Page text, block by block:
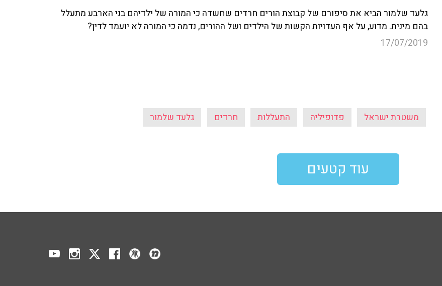
גלעד שלמור הביא את סיפורם של קבוצת הורים חרדים שחשדה כי המורה של ילדיהם בני הארבע מתעלל
בהם מינית. מדוע, על אף העדויות הקשות של הילדים ושל ההורים, נדמה כי המורה לא יועמד לדין?
17/07/2019
משטרת ישראל פדופיליה התעללות חרדים גלעד שלמור
עוד קטעים